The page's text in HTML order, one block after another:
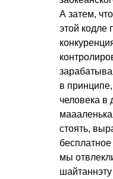
А затем,
этой кодле
в
человека в
стоять,
мы